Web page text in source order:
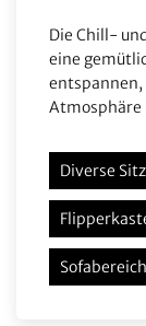
Die Chill-
eine
entspannen,
Diverse
Sofabereich